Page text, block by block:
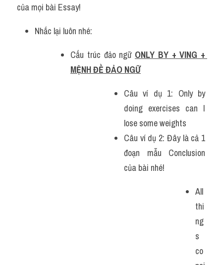
của mọi bài Essay!
Nhắc lại luôn nhé:
Cấu trúc đảo ngữ ONLY BY + VING +
MỆNH ĐỀ ĐẢO NGỮ
Câu ví dụ 1: Only by
doing exercises can I
lose some weights
Câu ví dụ 2: Đây là cả 1
đoạn mẫu Conclusion
của bài nhé!
All
thi
ng
s
co